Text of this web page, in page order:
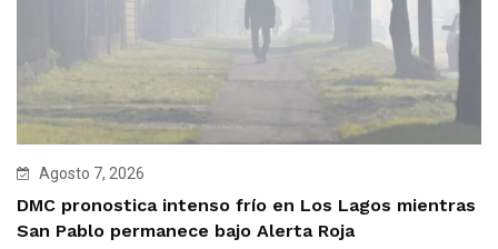
Agosto 7, 2026
DMC pronostica intenso frío en Los Lagos mientras
San Pablo permanece bajo Alerta Roja